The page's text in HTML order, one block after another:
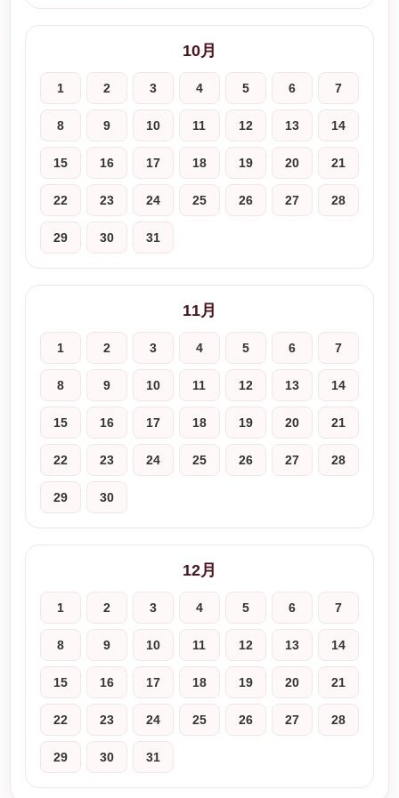
10月
1 2 3 4 5 6 7
8 9 10 11 12 13 14
15 16 17 18 19 20 21
22 23 24 25 26 27 28
29 30 31
11月
1 2 3 4 5 6 7
8 9 10 11 12 13 14
15 16 17 18 19 20 21
22 23 24 25 26 27 28
29 30
12月
1 2 3 4 5 6 7
8 9 10 11 12 13 14
15 16 17 18 19 20 21
22 23 24 25 26 27 28
29 30 31